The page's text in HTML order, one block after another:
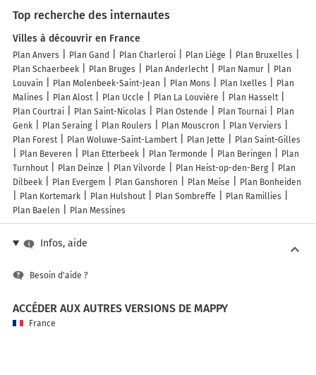
Top recherche des internautes
Villes à découvrir en France
Plan Anvers Plan Gand Plan Charleroi Plan Liège
Plan Bruxelles
Plan Schaerbeek
Plan Bruges Plan Anderlecht Plan Namur
Plan
Louvain
Plan Molenbeek-Saint-Jean Plan Mons Plan Ixelles
Plan
Malines
Plan Alost Plan Uccle Plan La Louvière
Plan Hasselt
Plan Courtrai
Plan Saint-Nicolas Plan Ostende Plan Tournai
Plan
Genk
Plan Seraing Plan Roulers Plan Mouscron
Plan Verviers
Plan Forest
Plan Woluwe-Saint-Lambert Plan Jette
Plan Saint-Gilles
Plan Beveren
Plan Etterbeek Plan Termonde Plan Beringen
Plan
Turnhout
Plan Deinze Plan Vilvorde Plan Heist-op-den-Berg
Plan
Dilbeek
Plan Evergem Plan Ganshoren Plan Meise
Plan Bonheiden
Plan Kortemark
Plan Hulshout Plan Sombreffe
Plan Ramillies
Plan Baelen
Plan Messines
Infos, aide
Besoin d'aide ?
ACCÉDER AUX AUTRES VERSIONS DE MAPPY
France